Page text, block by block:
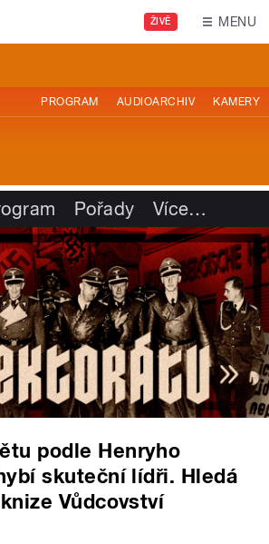
ŽIVĚ MENU
PROGRAM AUDIOARCHIV KAMERY
Pořady Více…
podle Henryho
skuteční lídři. Hledá
Vůdcovství